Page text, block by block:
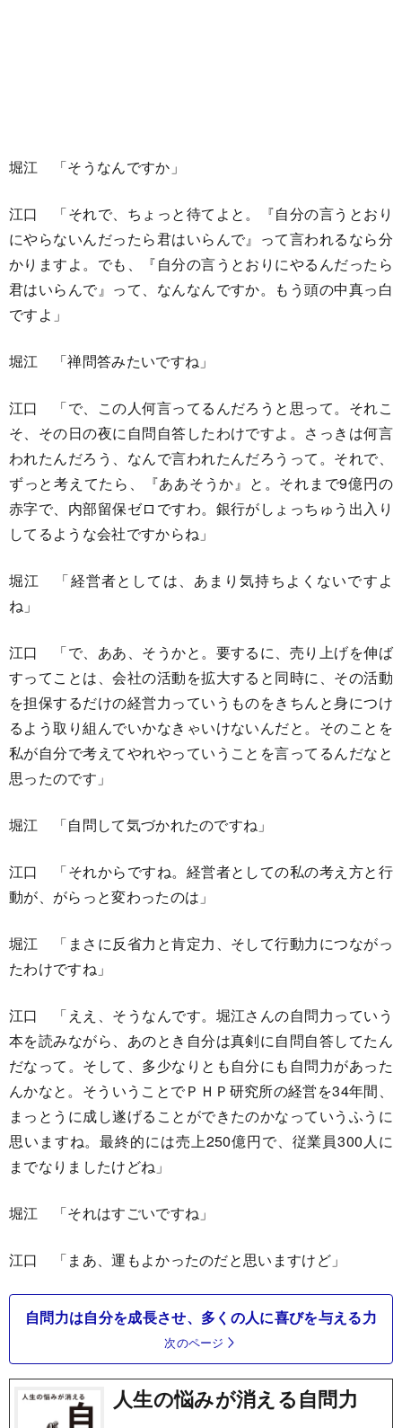
堀江 「そうなんですか」
江口 「それで、ちょっと待てよと。『自分の言うとおり
にやらないんだったら君はいらんで』って言われるなら分
かりますよ。でも、『自分の言うとおりにやるんだったら
君はいらんで』って、なんなんですか。もう頭の中真っ白
ですよ」
堀江 「禅問答みたいですね」
江口 「で、この人何言ってるんだろうと思って。それこ
そ、その日の夜に自問自答したわけですよ。さっきは何言
われたんだろう、なんで言われたんだろうって。それで、
ずっと考えてたら、『ああそうか』と。それまで9億円の
赤字で、内部留保ゼロですわ。銀行がしょっちゅう出入り
してるような会社ですからね」
堀江 「経営者としては、あまり気持ちよくないですよ
ね」
江口 「で、ああ、そうかと。要するに、売り上げを伸ば
すってことは、会社の活動を拡大すると同時に、その活動
を担保するだけの経営力っていうものをきちんと身につけ
るよう取り組んでいかなきゃいけないんだと。そのことを
私が自分で考えてやれやっていうことを言ってるんだなと
思ったのです」
堀江 「自問して気づかれたのですね」
江口 「それからですね。経営者としての私の考え方と行
動が、がらっと変わったのは」
堀江 「まさに反省力と肯定力、そして行動力につながっ
たわけですね」
江口 「ええ、そうなんです。堀江さんの自問力っていう
本を読みながら、あのとき自分は真剣に自問自答してたん
だなって。そして、多少なりとも自分にも自問力があった
んかなと。そういうことでＰＨＰ研究所の経営を34年間、
まっとうに成し遂げることができたのかなっていうふうに
思いますね。最終的には売上250億円で、従業員300人に
までなりましたけどね」
堀江 「それはすごいですね」
江口 「まあ、運もよかったのだと思いますけど」
自問力は自分を成長させ、多くの人に喜びを与える力
次のページ
人生の悩みが消える自問力